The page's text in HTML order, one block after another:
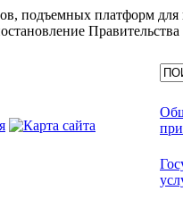
подъемных платформ